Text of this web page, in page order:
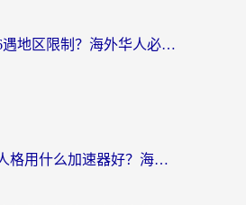
在南非用12306遇地区限制？海外华人必看的回国加速全攻略（附B站芒果TV解锁技巧）
在欧洲打第五人格用什么加速器好？海外党亲测有效的国服游戏加速方案